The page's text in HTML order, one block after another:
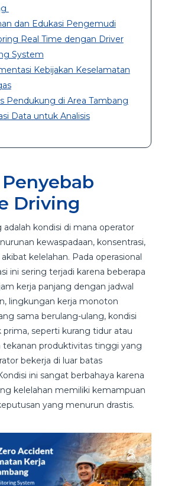
dan Edukasi Pengemudi
Real Time dengan Driver
System
Kebijakan Keselamatan
Pendukung di Area Tambang
Data untuk Analisis
Driving
adalah kondisi di mana operator
kewaspadaan, konsentrasi,
kelelahan. Pada operasional
ini sering terjadi karena beberapa
kerja panjang dengan jadwal
lingkungan kerja monoton
sama berulang-ulang, kondisi
prima, seperti kurang tidur atau
tekanan produktivitas tinggi yang
bekerja di luar batas
ini sangat berbahaya karena
kelelahan memiliki kemampuan
yang menurun drastis.